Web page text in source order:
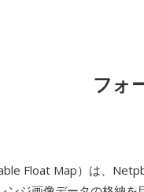
フォ
Float Map）は、